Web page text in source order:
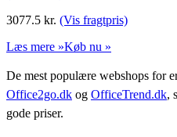
3077.5 kr. (Vis fragtpris)
Læs mere »Køb nu »
De mest populære webshops for
Office2go.dk og OfficeTrend.dk,
gode priser.